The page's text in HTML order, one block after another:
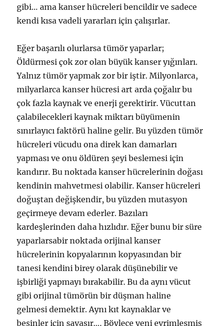
gibi… ama kanser hücreleri bencildir ve sadece
kendi kısa vadeli yararları için çalışırlar.
Eğer başarılı olurlarsa tümör yaparlar;
Öldürmesi çok zor olan büyük kanser yığınları.
Yalnız tümör yapmak zor bir iştir. Milyonlarca,
milyarlarca kanser hücresi art arda çoğalır bu
çok fazla kaynak ve enerji gerektirir. Vücuttan
çalabilecekleri kaynak miktarı büyümenin
sınırlayıcı faktörü haline gelir. Bu yüzden tümör
hücreleri vücudu ona direk kan damarları
yapması ve onu öldüren şeyi beslemesi için
kandırır. Bu noktada kanser hücrelerinin doğası
kendinin mahvetmesi olabilir. Kanser hücreleri
doğuştan değişkendir, bu yüzden mutasyon
geçirmeye devam ederler. Bazıları
kardeşlerinden daha hızlıdır. Eğer bunu bir süre
yaparlarsabir noktada orijinal kanser
hücrelerinin kopyalarının kopyasından bir
tanesi kendini birey olarak düşünebilir ve
işbirliği yapmayı bırakabilir. Bu da aynı vücut
gibi orijinal tümörün bir düşman haline
gelmesi demektir. Aynı kıt kaynaklar ve
besinler için savaşır…. Böylece yeni evrimleşmiş